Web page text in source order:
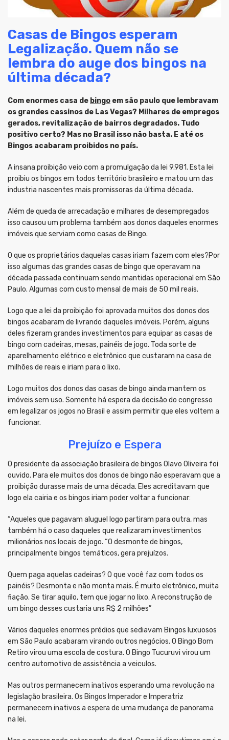
Casas de Bingos esperam
Legalização. Quem não se
lembra do auge dos bingos na
última década?
Com enormes casa de bingo em são paulo que lembravam
os grandes cassinos de Las Vegas? Milhares de empregos
gerados, revitalização de bairros degradados. Tudo
positivo certo? Mas no Brasil isso não basta. E até os
Bingos acabaram proibidos no país.
A insana proibição veio com a promulgação da lei 9.981. Esta lei
proibiu os bingos em todos território brasileiro e matou um das
industria nascentes mais promissoras da última década.
Além de queda de arrecadação e milhares de desempregados
isso causou um problema também aos donos daqueles enormes
imóveis que serviam como casas de Bingo.
O que os proprietários daquelas casas iriam fazem com eles?Por
isso algumas das grandes casas de bingo que operavam na
década passada continuam sendo mantidas operacional em São
Paulo. Algumas com custo mensal de mais de 50 mil reais.
Logo que a lei da proibição foi aprovada muitos dos donos dos
bingos acabaram de livrando daqueles imóveis. Porém, alguns
deles fizeram grandes investimentos para equipar as casas de
bingo com cadeiras, mesas, painéis de jogo. Toda sorte de
aparelhamento elétrico e eletrônico que custaram na casa de
milhões de reais e iriam para o lixo.
Logo muitos dos donos das casas de bingo ainda mantem os
imóveis sem uso. Somente há espera da decisão do congresso
em legalizar os jogos no Brasil e assim permitir que eles voltem a
funcionar.
Prejuízo e Espera
O presidente da associação brasileira de bingos Olavo Oliveira foi
ouvido. Para ele muitos dos donos de bingo não esperavam que a
proibição durasse mais de uma década. Eles acreditavam que
logo ela cairia e os bingos iriam poder voltar a funcionar:
“Aqueles que pagavam aluguel logo partiram para outra, mas
também há o caso daqueles que realizaram investimentos
milionários nos locais de jogo. “O desmonte de bingos,
principalmente bingos temáticos, gera prejuízos.
Quem paga aquelas cadeiras? O que você faz com todos os
painéis? Desmonta e não monta mais. É muito eletrônico, muita
fiação. Se tirar aquilo, tem que jogar no lixo. A reconstrução de
um bingo desses custaria uns R$ 2 milhões”
Vários daqueles enormes prédios que sediavam Bingos luxuosos
em São Paulo acabaram virando outros negócios. O Bingo Bom
Retiro virou uma escola de costura. O Bingo Tucuruvi virou um
centro automotivo de assistência a veiculos.
Mas outros permanecem inativos esperando uma revolução na
legislação brasileira. Os Bingos Imperador e Imperatriz
permanecem inativos a espera de uma mudança de panorama
na lei.